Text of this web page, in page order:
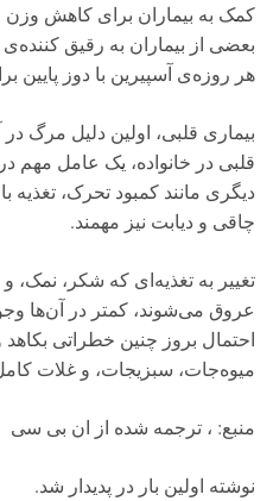
کمک به بیماران برای کاهش
بعضی از بیماران به رقیق
هر روزه‌ی آسپیرین با دوز پایین
بیماری قلبی، اولین دلیل مرگ
قلبی در خانواده، یک عامل مهم
دیگری مانند کمبود تحرک،
چاقی و دیابت نیز مهمند.
تغییر به تغذیه‌ای که شکر،
عروق می‌شوند، کمتر در آن‌ها
احتمال بروز چنین خطراتی
میوه‌جات، سبزیجات، و غلات کامل
منبع: ، ترجمه شده از ان بی سی
نوشته اولین بار در پدیدار شد.